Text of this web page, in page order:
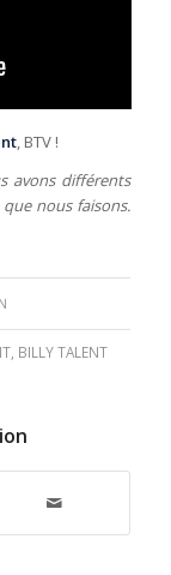
, BTV !
avons différents
nous faisons.
, BILLY TALENT